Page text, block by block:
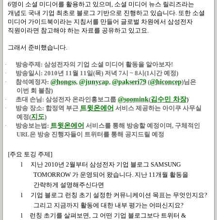
6명이 소셜 미디어를 활용하고 있으며, 소셜 미디어 뉴스 릴리즈라는
개념도 국내 기업 최초로 블로그 기반으로 진행하고 있습니다. 또한 소셜
미디어 가이드북이라는 지침서를 만들어 글로벌 차원에서 삼성전자
직원이라면 참고해야 하는 자료를 공유하고 있고요.
그래서 준비했습니다.
· 방송주제 : 삼성전자의 기업 소셜 미디어 활동을 알아보자!
·
방송일시 : 2010년 11월 11일(목) 저녁 7시 ~ 8시 (1시간 예정)
·
참석예정자: @hongss, @junycap, @pakseri79 (@hiconcep)님은
이번 회 불참)
·
초대 손님 : 삼성전자 온라인홍보그룹 @soomink(김수민 차장)
·
방송 장소: 합정역 부근 트윗온에어 서비스 제공하는 아이쿠 사무실
예정(지도)
·
방송보는법 : 트윗온에어 서비스를 통해 방송할 예정이며 , 구체적인
URL은 방송 진행자들이 트위터를 통해 공지드릴 예정
[주요 토깅 주제]
l
지난 2010년 2월부터 삼성전자 기업 블로그 SAMSUNG
TOMORROW 가 운영되어 왔습니다. 지난 11개월 활동을
간략하게 설명해주신다면
l
기업 블로그 런칭 초기 설정한 커뮤니케이션 목표는 무엇인지요?
그리고 지금까지 활동에 대한 내부 평가는 어떠신지요?
l
런칭 초기를 살펴보면, 그 어떤 기업 블로그보다 트위터 &